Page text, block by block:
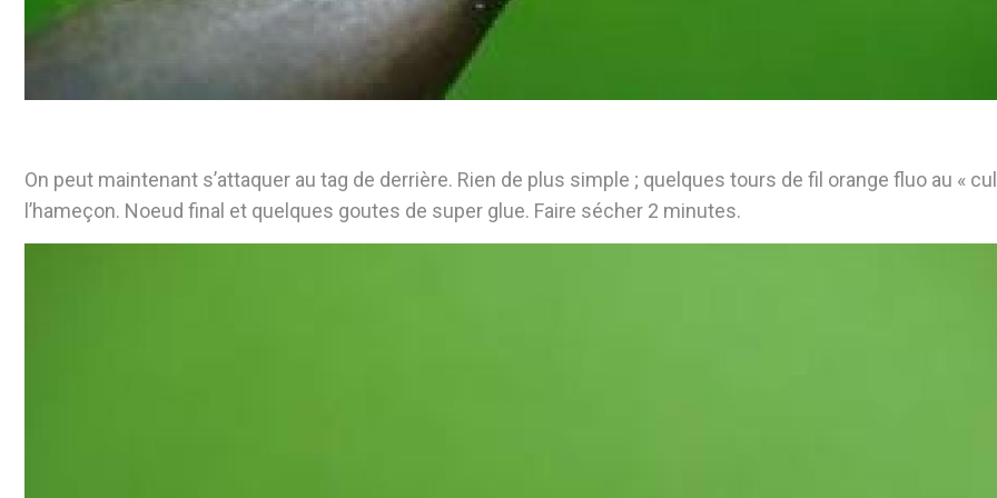
On peut maintenant s’attaquer au tag de derrière. Rien de plus simple ; quelques tours de fil orange fluo au «
l’hameçon. Noeud final et quelques goutes de super glue. Faire sécher 2 minutes.